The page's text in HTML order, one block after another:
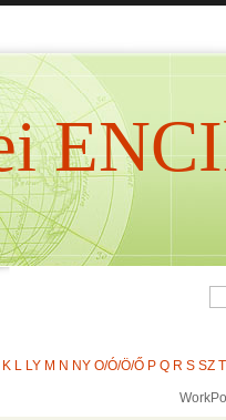
K L LY M N NY O/Ó/Ö/Ő P Q R S SZ T